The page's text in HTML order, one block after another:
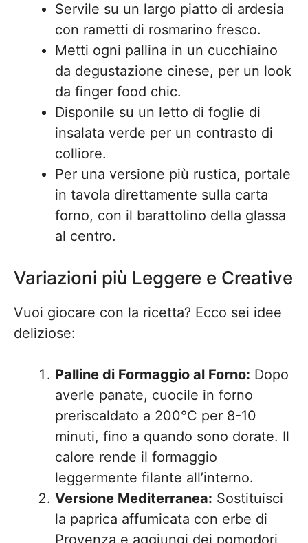
Servile su un largo piatto di ardesia
con rametti di rosmarino fresco.
Metti ogni pallina in un cucchiaino
da degustazione cinese, per un look
da finger food chic.
Disponile su un letto di foglie di
insalata verde per un contrasto di
colliore.
Per una versione più rustica, portale
in tavola direttamente sulla carta
forno, con il barattolino della glassa
al centro.
Variazioni più Leggere e Creative
Vuoi giocare con la ricetta? Ecco sei idee
deliziose:
Palline di Formaggio al Forno: Dopo
averle panate, cuocile in forno
preriscaldato a 200°C per 8-10
minuti, fino a quando sono dorate. Il
calore rende il formaggio
leggermente filante all’interno.
Versione Mediterranea: Sostituisci
la paprica affumicata con erbe di
Provenza e aggiungi dei pomodori